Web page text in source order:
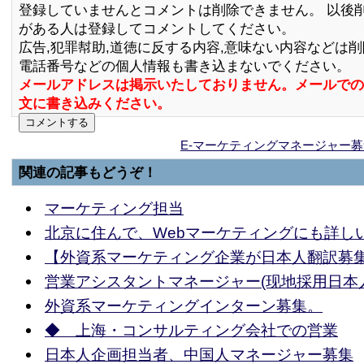
登録していませんとコメントは削除できません。 以後
がある人は登録してコメントしてください。
広告,犯罪幇助,道徳に反する内容,意味ない内容などは
電話番号などの個人情報も書き込まないでください。
メールアドレスは掲示いたしておりません。メールで
文に書き込みください。
E-マーケティングマネージャー
関連の記事もどうぞ！
マーケティング担当
北京に住んで、Webマーケティングにも詳し
【外資系マーケティング企業が日本人翻訳募
営業アシスタントマネージャー(现地採用日本
外資系マーケティングインターン募集。
◆ 上海・コンサルティング会社での営業
日本人企画担当者、中国人マネージャー募集